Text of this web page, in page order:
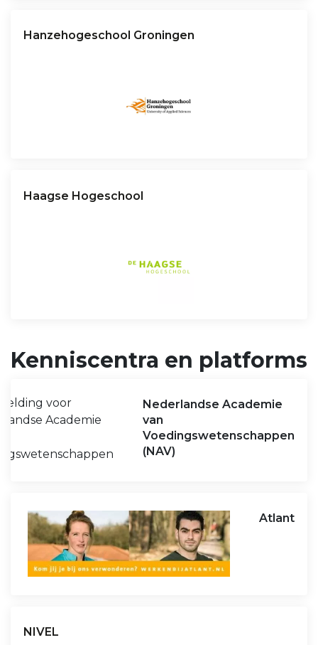
Hanzehogeschool Groningen
Haagse Hogeschool
Kenniscentra en platforms
Nederlandse Academie
van
Voedingswetenschappen
(NAV)
Atlant
NIVEL